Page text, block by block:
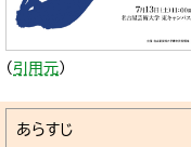
（ 引用元）
あらすじ